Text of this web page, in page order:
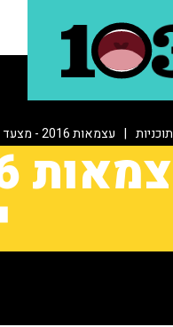
תוכניות | עצמאות 2016 - מצעד 'הכי ישראלי'